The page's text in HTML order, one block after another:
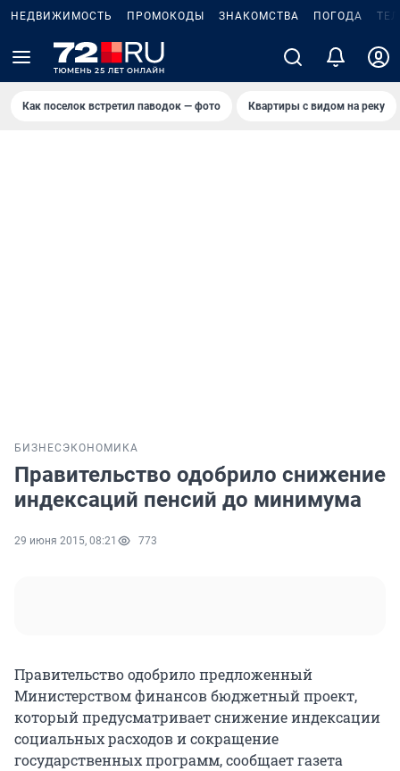
НЕДВИЖИМОСТЬ ПРОМОКОДЫ ЗНАКОМСТВА ПОГОДА
Как поселок встретил паводок — фото Квартиры с видом на реку
БИЗНЕС ЭКОНОМИКА
Правительство одобрило снижение
индексаций пенсий до минимума
29 июня 2015, 08:21 773
Правительство одобрило предложенный
Министерством финансов бюджетный проект,
который предусматривает снижение индексации
социальных расходов и сокращение
государственных программ, сообщает газета